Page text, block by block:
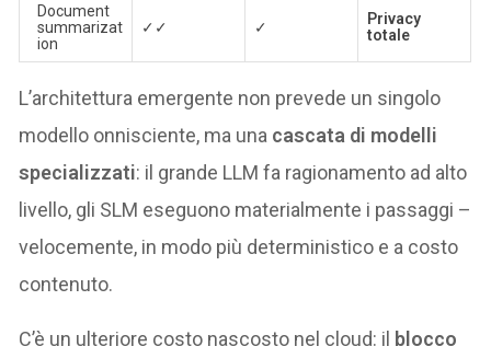
Document
summarizat
ion
✓✓ ✓
Privacy
totale
L’architettura emergente non prevede un singolo
modello onnisciente, ma una cascata di modelli
specializzati: il grande LLM fa ragionamento ad alto
livello, gli SLM eseguono materialmente i passaggi –
velocemente, in modo più deterministico e a costo
contenuto.
C’è un ulteriore costo nascosto nel cloud: il blocco